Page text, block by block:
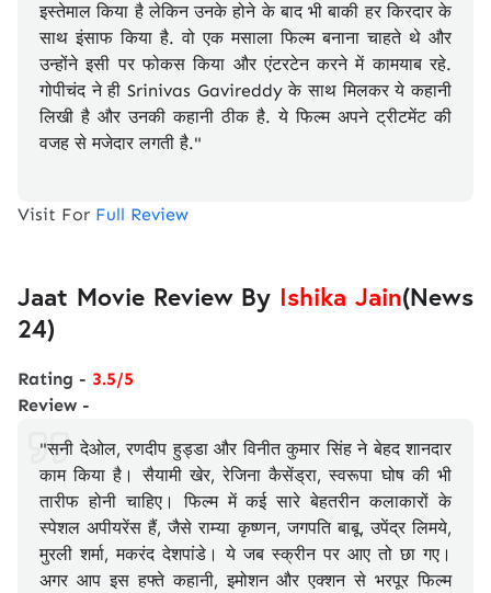
इस्तेमाल किया है लेकिन उनके होने के बाद भी बाकी हर किरदार के
साथ इंसाफ किया है. वो एक मसाला फिल्म बनाना चाहते थे और
उन्होंने इसी पर फोकस किया और एंटरटेन करने में कामयाब रहे.
गोपीचंद ने ही Srinivas Gavireddy के साथ मिलकर ये कहानी
लिखी है और उनकी कहानी ठीक है. ये फिल्म अपने ट्रीटमेंट की
वजह से मजेदार लगती है."
Visit For Full Review
Jaat Movie Review By Ishika Jain(News
24)
Rating - 3.5/5
Review -
"सनी देओल, रणदीप हुड्डा और विनीत कुमार सिंह ने बेहद शानदार
काम किया है। सैयामी खेर, रेजिना कैसेंड्रा, स्वरूपा घोष की भी
तारीफ होनी चाहिए। फिल्म में कई सारे बेहतरीन कलाकारों के
स्पेशल अपीयरेंस हैं, जैसे राम्या कृष्णन, जगपति बाबू, उपेंद्र लिमये,
मुरली शर्मा, मकरंद देशपांडे। ये जब स्क्रीन पर आए तो छा गए।
अगर आप इस हफ्ते कहानी, इमोशन और एक्शन से भरपूर फिल्म